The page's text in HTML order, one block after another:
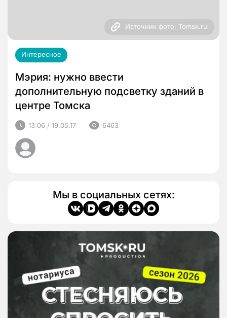
Источник фото: Tomsk.ru
Интересное
Мэрия: нужно ввести
дополнительную подсветку зданий в
центре Томска
13:06 / 19.05.17 6463
Мы в социальных сетях: